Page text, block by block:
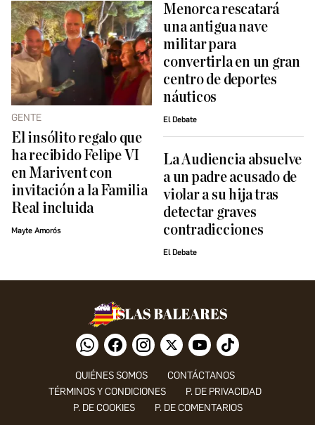
GENTE
El insólito regalo que
ha recibido Felipe VI
en Marivent con
invitación a la Familia
Real incluida
Mayte Amorós
Menorca rescatará
una antigua nave
militar para
convertirla en un gran
centro de deportes
náuticos
El Debate
La Audiencia absuelve
a un padre acusado de
violar a su hija tras
detectar graves
contradicciones
El Debate
QUIÉNES SOMOS
CONTÁCTANOS
TÉRMINOS Y CONDICIONES
P. DE PRIVACIDAD
P. DE COOKIES
P. DE COMENTARIOS